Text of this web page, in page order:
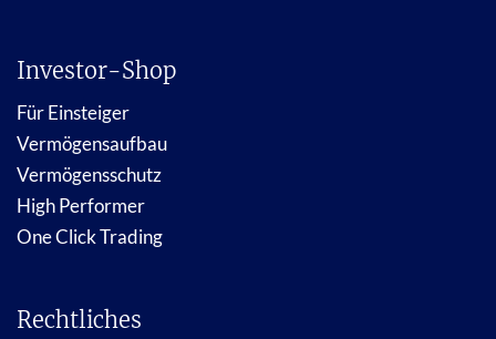
Investor-Shop
Für Einsteiger
Vermögensaufbau
Vermögensschutz
High Performer
One Click Trading
Rechtliches